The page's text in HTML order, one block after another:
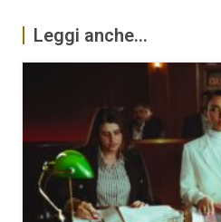
Leggi anche...